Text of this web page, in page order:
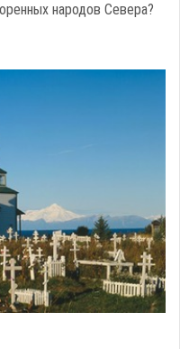
народов Севера?